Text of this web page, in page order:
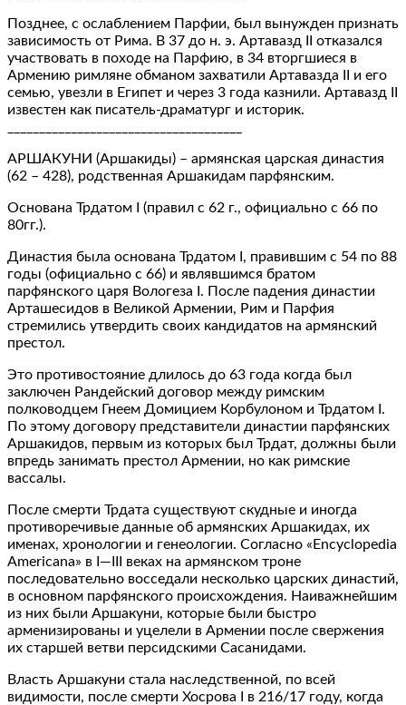
Позднее, с ослаблением Парфии, был вынужден признать
зависимость от Рима. В 37 до н. э. Артавазд II отказался
участвовать в походе на Парфию, в 34 вторгшиеся в
Армению римляне обманом захватили Артавазда II и его
семью, увезли в Египет и через 3 года казнили. Артавазд II
известен как писатель-драматург и историк.
АРШАКУНИ (Аршакиды) – армянская царская династия
(62 – 428), родственная Аршакидам парфянским.
Основана Трдатом I (правил с 62 г., официально с 66 по
80гг.).
Династия была основана Трдатом I, правившим с 54 по 88
годы (официально с 66) и являвшимся братом
парфянского царя Вологеза I. После падения династии
Арташесидов в Великой Армении, Рим и Парфия
стремились утвердить своих кандидатов на армянский
престол.
Это противостояние длилось до 63 года когда был
заключен Рандейский договор между римским
полководцем Гнеем Домицием Корбулоном и Трдатом I.
По этому договору представители династии парфянских
Аршакидов, первым из которых был Трдат, должны были
впредь занимать престол Армении, но как римские
вассалы.
После смерти Трдата существуют скудные и иногда
противоречивые данные об армянских Аршакидах, их
именах, хронологии и генеологии. Согласно «Encyclopedia
Americana» в I—III веках на армянском троне
последовательно восседали несколько царских династий,
в основном парфянского происхождения. Наиважнейшим
из них были Аршакуни, которые были быстро
арменизированы и уцелели в Армении после свержения
их старшей ветви персидскими Сасанидами.
Власть Аршакуни стала наследственной, по всей
видимости, после смерти Хосрова I в 216/17 году, когда